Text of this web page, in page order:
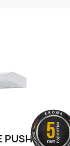
PUSH